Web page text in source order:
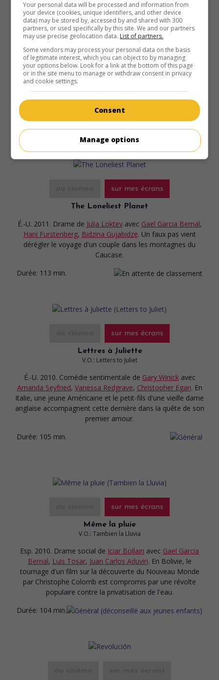
au cinéma sur mes écrans
NO
Chil. 2012. Drame historiquede Pablo Larrain avec Gael
Garcia Bernal,Alfredo Castro
. Au Chili en
1988, un publicitaire devient le maître à penser derrière la
campagne référendaire du Non visant à chasser du pouvoir
le dictateur Augusto Pinochet.
Durée: 118 min.
sur mes écrans
The Loneliest Planet
É.-U. 2011. Drame de Julia Loktev avec Gael Garcia Bernal,
Hani Furstenberg, Bidzina Gujabidze. Un faux pas vient
dérégler le voyage d'un couple dans les montagnes du
Caucase.
Durée: 113 min.
sur mes écrans
Lettres à Juliette
V.O.: Letters to Juliet
É.-U. 2010. Comédie sentimentale de Gary Winick avec
Amanda Seyfried, Vanessa Redgrave, Christopher Egan. En
Italie, une jeune Américaine et le petit-fils d'une vieille dame
anglaise accompagnent cette dernière dans la quête de son
premier amour.
Durée: 105 min.
sur mes écrans
Même la pluie
V.O.: Tambien la Lluvia
Esp. 2010. Drame social de Iciar Bollain avec Gael Garcia
Bernal, Luis Tosar, Juan Carlos Aduviri. En Bolivie, le
tournage d'un film sur la découverte du Nouveau Monde
par Christophe Colomb est compromis par une révolte
populaire contre la privatisation de l'eau.
Durée: 104 min.
Your personal data will be processed and information from
your device (cookies, unique identifiers, and other device
data) may be stored by, accessed by and shared with 300
partners, or used specifically by this site. We and our partners
may use precise geolocation data. List of partners.
Some vendors may process your personal data on the basis
of legitimate interest, which you can object to by managing
your options below. Look for a link at the bottom of this page
or in the site menu to manage or withdraw consent in privacy
and cookie settings.
Consent
Manage options